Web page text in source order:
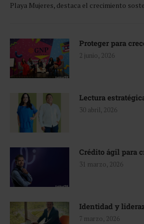
Playa Mujeres, destaca el crecimiento
Proteger para
2 junio, 2026
Lectura
30 abril, 2026
Crédito ágil para
31 marzo, 2026
Identidad y
7 marzo, 2026